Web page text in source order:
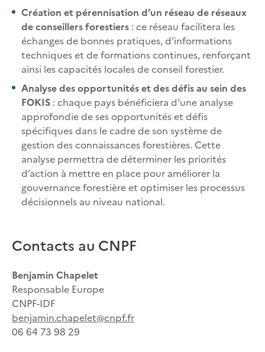
Création et pérennisation d’un réseau de réseaux
de conseillers forestiers : ce réseau facilitera les
échanges de bonnes pratiques, d’informations
techniques et de formations continues, renforçant
ainsi les capacités locales de conseil forestier.
Analyse des opportunités et des défis au sein des
FOKIS : chaque pays bénéficiera d’une analyse
approfondie de ses opportunités et défis
spécifiques dans le cadre de son système de
gestion des connaissances forestières. Cette
analyse permettra de déterminer les priorités
d’action à mettre en place pour améliorer la
gouvernance forestière et optimiser les processus
décisionnels au niveau national.
Contacts au CNPF
Benjamin Chapelet
Responsable Europe
CNPF-IDF
benjamin.chapelet@cnpf.fr
06 64 73 98 29